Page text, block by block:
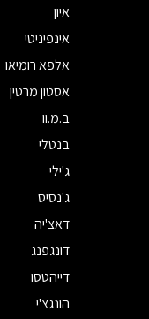
איון
אינפיניטי
אלפא רומיאו
אסטון מרטין
ב.מ.וו
בנטלי
ג'ילי
ג'נסיס
דאצ'יה
דונגפנג
דייהטסו
הונגצ'י